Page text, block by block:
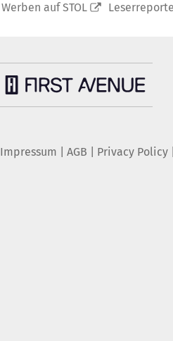
Werben auf STOL
Impressum AGB Privacy Policy|